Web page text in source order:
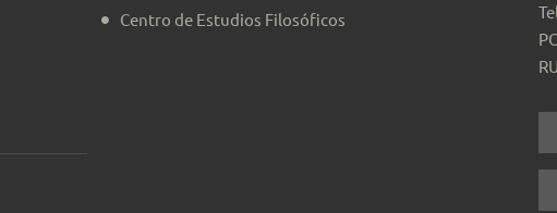
Centro de Estudios Filosóficos